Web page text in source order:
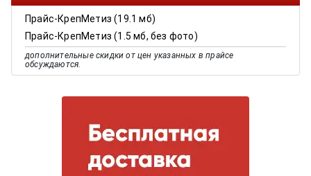
Прайс-КрепМетиз (19.1 мб)
Прайс-КрепМетиз (1.5 мб, без фото)
дополнительные скидки от цен указанных в прайсе
обсуждаются.